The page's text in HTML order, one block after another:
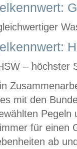
– höchster
mit den
für einen
ab